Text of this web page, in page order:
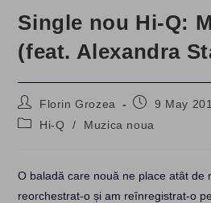
Single nou Hi-Q:
(feat. Alexandra
Post
author:
Florin Grozea
Post9 May
PostHi-Q / Muzica noua
O baladă care nouă ne place atât de
reorchestrat-o și am reînregistrat-o